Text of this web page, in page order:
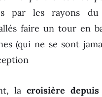
par les rayons
faire un tour en
(qui ne se sont
la croisière